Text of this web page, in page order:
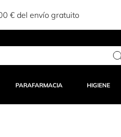
€ del envío gratuito
PARAFARMACIA HIGIENE